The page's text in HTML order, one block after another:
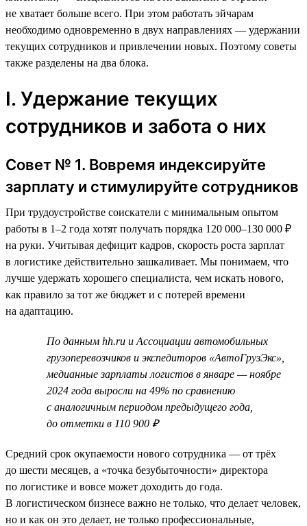
не хватает больше всего. При этом работать эйчарам
необходимо одновременно в двух направлениях — удержании
текущих сотрудников и привлечении новых. Поэтому советы
также разделены на два блока.
I. Удержание текущих
сотрудников и забота о них
Совет № 1. Вовремя индексируйте
зарплату и стимулируйте сотрудников
При трудоустройстве соискатели с минимальным опытом
работы в 1–2 года хотят получать порядка 120 000–130 000 ₽
на руки. Учитывая дефицит кадров, скорость роста зарплат
в логистике действительно зашкаливает. Мы понимаем, что
лучше удержать хорошего специалиста, чем искать нового,
как правило за тот же бюджет и с потерей времени
на адаптацию.
По данным hh.ru и Ассоциации автомобильных
грузоперевозчиков и экспедиторов «АвтоГрузЭкс»,
медианные зарплаты логистов в январе — ноябре
2024 года выросли на 49% по сравнению
с аналогичным периодом предыдущего года,
до отметки в 110 900 ₽
Средний срок окупаемости нового сотрудника — от трёх
до шести месяцев, а «точка безубыточности» директора
по логистике и вовсе может доходить до года.
В логистическом бизнесе важно не только, что делает человек,
но и как он это делает, не только профессиональные,